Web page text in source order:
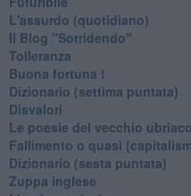
L'assurdo (quotidiano)
Il Blog "Sorridendo"
Tolleranza
Buona fortuna !
​Dizionario (settima puntata)
Disvalori
Le poesie del vecchio ubriaco
Fallimento o quasi
Dizionario (sesta puntata)
Zuppa inglese